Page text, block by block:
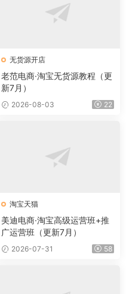
无货源开店
老范电商·淘宝无货源教程（更
新7月）
2026-08-03 22
淘宝天猫
美迪电商·淘宝高级运营班+推
广运营班（更新7月）
2026-07-31 58